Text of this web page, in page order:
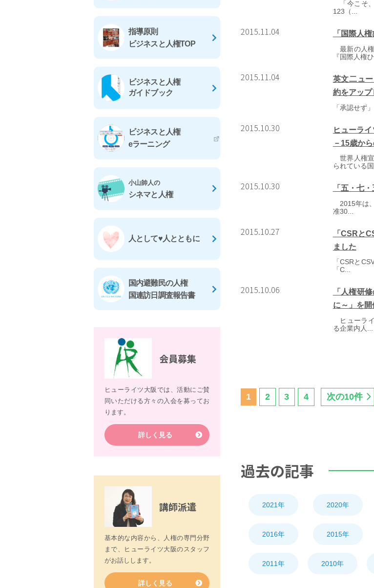
「今こそ
123（...
2015.11.04 「国際人
最新の人
『国際人権ひ
2015.11.04
英文二ュ
約をアップ
「承認せず
2015.10.30
ヒューラ
－15歳か
世界人権
られている国
2015.10.30 「五・七
2015年は
准30...
2015.10.27
「CSRと
ました
「CSRと
「C...
2015.10.06
「人権研
に～」を開
ヒューラ
る企業内人...
1 2 3 4 次の10件
過去の記事
2021年 2020年
2016年 2015年
2011年 2010年
指導原則
ビジネスと人権TOP
ビジネスと人権
ガイドブック
ビジネスと人権
eラーニング
小山帥人の
シネマと人権
人として♥人とともに
国内避難民の人権
国連訪日調査報告書
会員募集
ヒューライツ大阪では、活動にご賛
同いただける方々の入会を募ってお
ります。
詳しく見る
講師派遣
基本的な内容から、人権の専門分野
まで、ヒューライツ大阪のスタッフ
がお話しします。
詳しく見る